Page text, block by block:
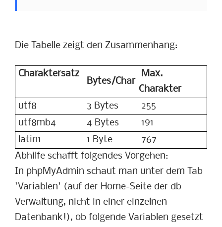
Die Tabelle zeigt den Zusammenhang:
Charaktersatz
Bytes/Char
Max.
Charakter
utf8
3 Bytes
255
utf8mb4
4 Bytes
191
latin1
1 Byte
767
Abhilfe schafft folgendes Vorgehen:
In phpMyAdmin schaut man unter dem Tab
'Variablen' (auf der Home-Seite der db
Verwaltung, nicht in einer einzelnen
Datenbank!), ob folgende Variablen gesetzt